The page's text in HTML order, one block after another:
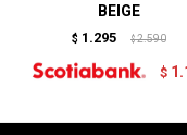
BEIGE
$ 1.295 $ 2.590
$